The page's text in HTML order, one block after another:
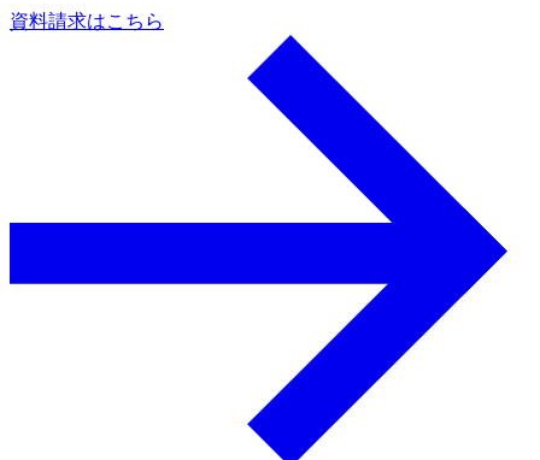
資料請求はこちら